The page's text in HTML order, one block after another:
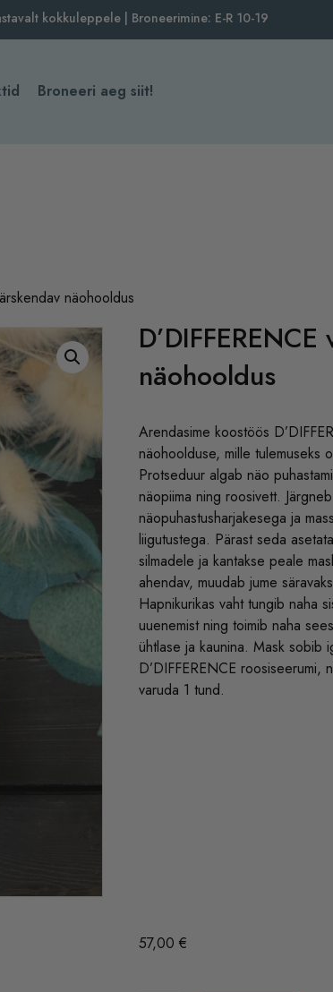
kokkuleppele | Broneerimine: E-R 10-19
Broneeri aeg siit!
näohooldus
näohooldus
Arendasime koostöös
näohoolduse, mille tulemuseks
Protseduur algab näo
näopiima ning roosivett.
näopuhastusharjakesega ja
liigutustega. Pärast seda
silmadele ja kantakse peale
ahendav, muudab jume
Hapnikurikas vaht tungib naha
uuenemist ning toimib naha
ühtlase ja kaunina. Mask sobib
D’DIFFERENCE roosiseerumi,
varuda 1 tund.
57,00 €